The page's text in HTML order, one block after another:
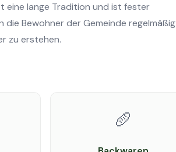
eine lange Tradition und ist fester
Bewohner der Gemeinde regelmäßig
zu erstehen.
🥖